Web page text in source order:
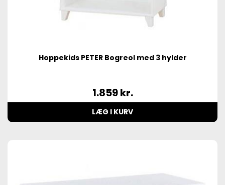
Hoppekids PETER Bogreol med 3 hylder
1.859kr.
LÆG I KURV